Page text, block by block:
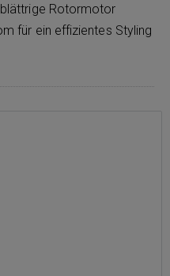
Rotormotor
für ein effizientes Styling